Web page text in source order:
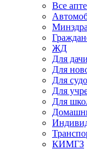
Все
ЖД
Для дачи
Для
Для
Для
Для
КИМГЗ